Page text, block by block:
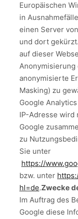
Europäischen
in
einen Server
und dort
auf dieser
anonymisierte
Masking) zu
Google
IP-Adresse wird
Google
zu
Sie unter
https://
bzw. unter
hl=de.Zwecke
Im Auftrag des
Google diese